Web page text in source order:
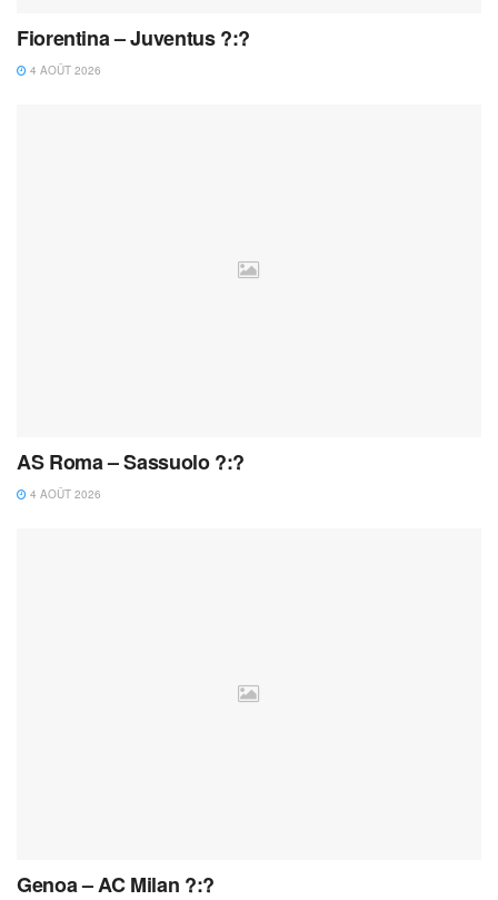
Fiorentina – Juventus ?:?
4 AOÛT 2026
AS Roma – Sassuolo ?:?
4 AOÛT 2026
Genoa – AC Milan ?:?